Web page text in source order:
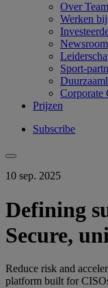
Over
Werken
Newsroom
Sport-
Corporate
Prijzen
Subscribe
10 sep. 2025
Defining
Secure,
Reduce risk and
platform built for